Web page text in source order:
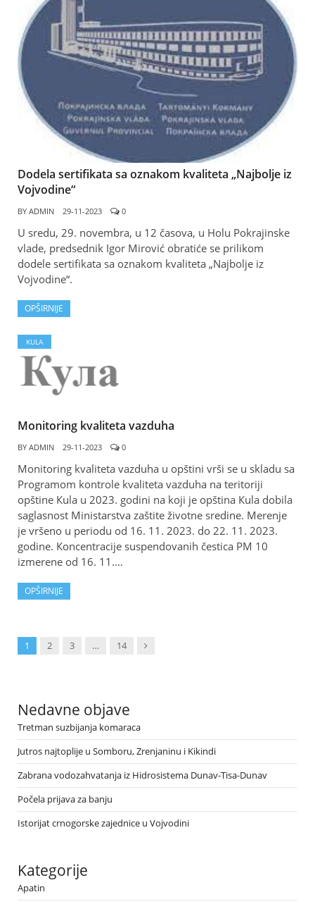
Dodela sertifikata sa oznakom kvaliteta „Najbolje iz
Vojvodine“
BY ADMIN 29-11-2023 0
U sredu, 29. novembra, u 12 časova, u Holu Pokrajinske
vlade, predsednik Igor Mirović obratiće se prilikom
dodele sertifikata sa oznakom kvaliteta „Najbolje iz
Vojvodine“.
OPŠIRNIJE
KULA
Monitoring kvaliteta vazduha
BY ADMIN 29-11-2023 0
Monitoring kvaliteta vazduha u opštini vrši se u skladu sa
Programom kontrole kvaliteta vazduha na teritoriji
opštine Кula u 2023. godini na koji je opština Кula dobila
saglasnost Ministarstva zaštite životne sredine. Merenje
je vršeno u periodu od 16. 11. 2023. do 22. 11. 2023.
godine. Кoncentracije suspendovanih čestica PM 10
izmerene od 16. 11.…
OPŠIRNIJE
1 2 3 … 14 Next
Nedavne objave
Tretman suzbijanja komaraca
Jutros najtoplije u Somboru, Zrenjaninu i Kikindi
Zabrana vodozahvatanja iz Hidrosistema Dunav-Tisa-Dunav
Počela prijava za banju
Istorijat crnogorske zajednice u Vojvodini
Kategorije
Apatin